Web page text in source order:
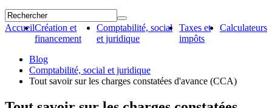
AccueilCréation et
financement
Comptabilité, social
et juridique
Taxes et
impôts
Calculateurs
Blog
Comptabilité, social et juridique
Tout savoir sur les charges constatées d'avance (CCA)